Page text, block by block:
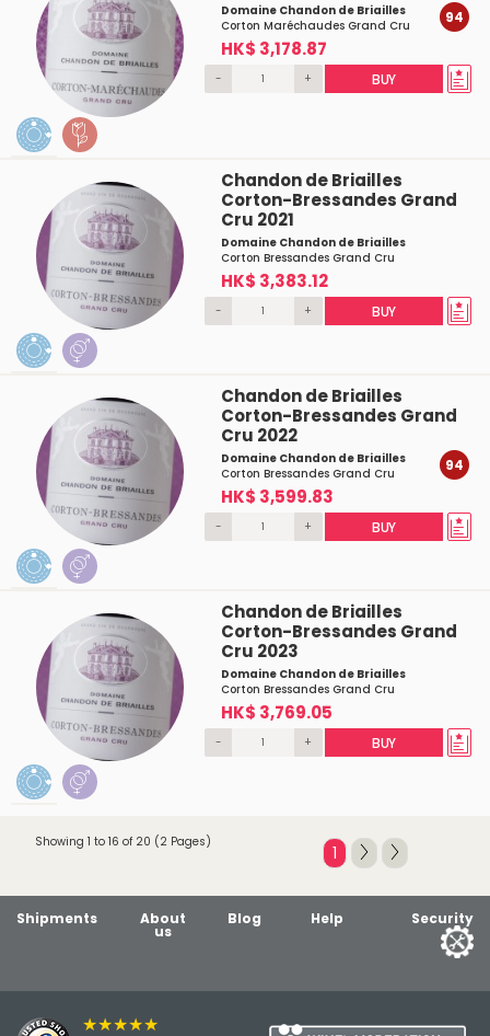
Domaine Chandon de Briailles
Corton Maréchaudes Grand Cru
HK$ 3,178.87
94
- + BUY
Chandon de Briailles
Corton-Bressandes Grand
Cru 2021
Domaine Chandon de Briailles
Corton Bressandes Grand Cru
HK$ 3,383.12
- + BUY
Chandon de Briailles
Corton-Bressandes Grand
Cru 2022
Domaine Chandon de Briailles
Corton Bressandes Grand Cru
HK$ 3,599.83
94
- + BUY
Chandon de Briailles
Corton-Bressandes Grand
Cru 2023
Domaine Chandon de Briailles
Corton Bressandes Grand Cru
HK$ 3,769.05
- + BUY
Showing 1 to 16 of 20 (2 Pages)
1
Shipments About
us
Blog Help Security
★★★★★